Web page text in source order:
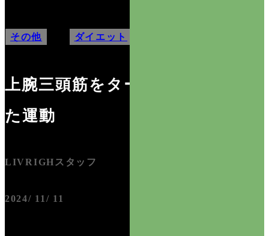
その他 ダイエット
上腕三頭筋をターゲットにし
た運動
LIVRIGHスタッフ
2024/ 11/ 11